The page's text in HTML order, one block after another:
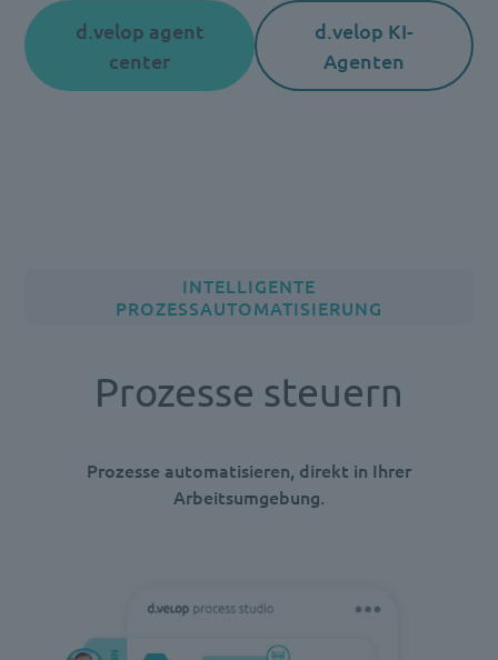
d.velop agent
center
d.velop KI-
Agenten
INTELLIGENTE
PROZESSAUTOMATISIERUNG
Prozesse steuern
Prozesse automatisieren, direkt in Ihrer
Arbeitsumgebung.